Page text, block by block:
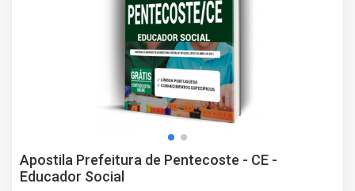
Apostila Prefeitura de Pentecoste - CE -
Educador Social